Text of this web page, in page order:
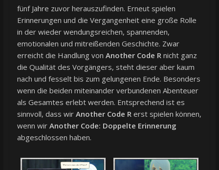
fünf Jahre zuvor herauszufinden. Erneut spielen
Erinnerungen und die Vergangenheit eine große Rolle
in der wieder wendungsreichen, spannenden,
emotionalen und mitreißenden Geschichte. Zwar
erreicht die Handlung von Another Code R nicht ganz
die Qualität des Vorgängers, steht dieser aber kaum
nach und fesselt bis zum gelungenen Ende. Besonders
wenn die beiden miteinander verbundenen Abenteuer
als Gesamtes erlebt werden. Entsprechend ist es
sinnvoll, dass wir Another Code R erst spielen können,
wenn wir Another Code: Doppelte Erinnerung
abgeschlossen haben.